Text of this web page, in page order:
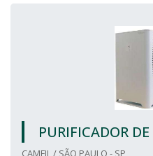
PURIFICADOR
CAMFIL / SÃO PAULO - SP